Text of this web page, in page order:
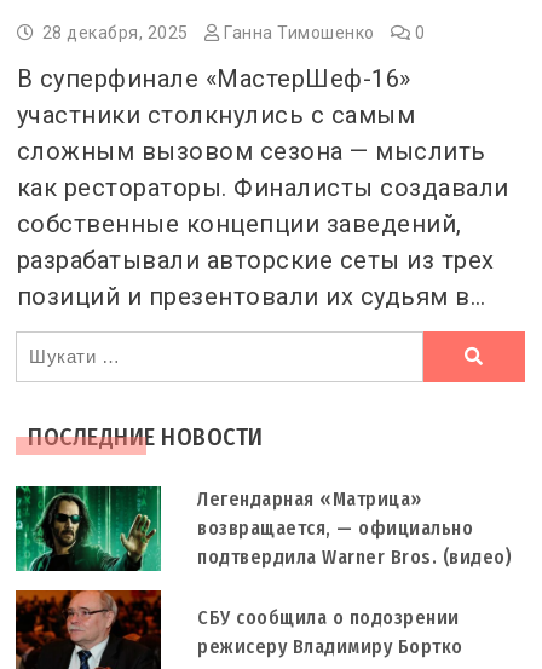
28 декабря, 2025 Ганна Тимошенко 0
В суперфинале «МастерШеф-16»
участники столкнулись с самым
сложным вызовом сезона — мыслить
как рестораторы. Финалисты создавали
собственные концепции заведений,
разрабатывали авторские сеты из трех
позиций и презентовали их судьям в…
Ви
шукали
ПОСЛЕДНИЕ НОВОСТИ
Легендарная «Матрица»
возвращается, — официально
подтвердила Warner Bros. (видео)
СБУ сообщила о подозрении
режисеру Владимиру Бортко